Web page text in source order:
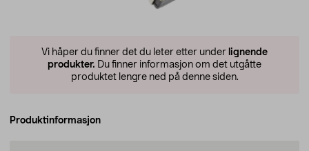
Vi håper du finner det du leter etter under lignende
produkter. Du finner informasjon om det utgåtte
produktet lengre ned på denne siden.
Produktinformasjon